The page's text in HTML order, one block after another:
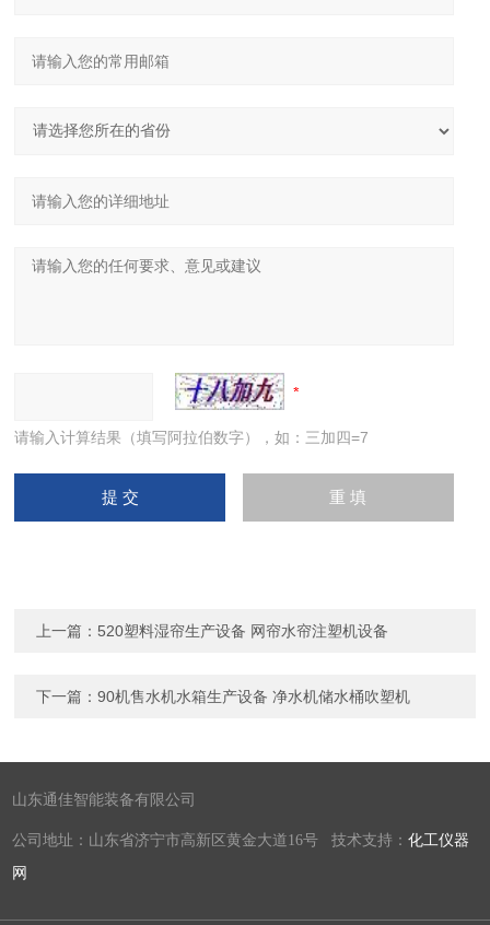
请输入计算结果（填写阿拉伯数字），如：三加四=7
上一篇： 520塑料湿帘生产设备 网帘水帘注塑机设备
下一篇：90机售水机水箱生产设备 净水机储水桶吹塑机
山东通佳智能装备有限公司
公司地址：山东省济宁市高新区黄金大道16号 技术支持：化工仪器
网